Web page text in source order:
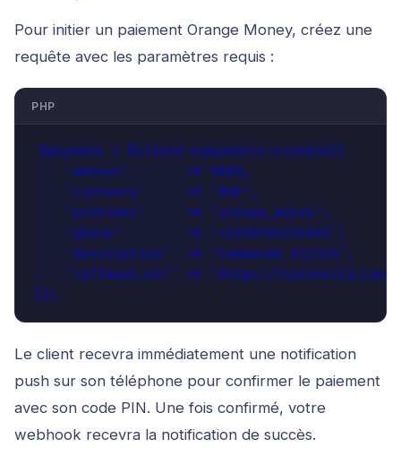
Pour initier un paiement Orange Money, créez une
requête avec les paramètres requis :
PHP
$payment = $client->payments->create([
    'amount'       => 5000,
    'currency'     => 'XOF',
    'provider'     => 'orange_money',
    'phone'        => '+2250701234567',
    'description'  => 'Commande #12345',
'callback_url' => 'https://votresite.com/
]);
Le client recevra immédiatement une notification
push sur son téléphone pour confirmer le paiement
avec son code PIN. Une fois confirmé, votre
webhook recevra la notification de succès.